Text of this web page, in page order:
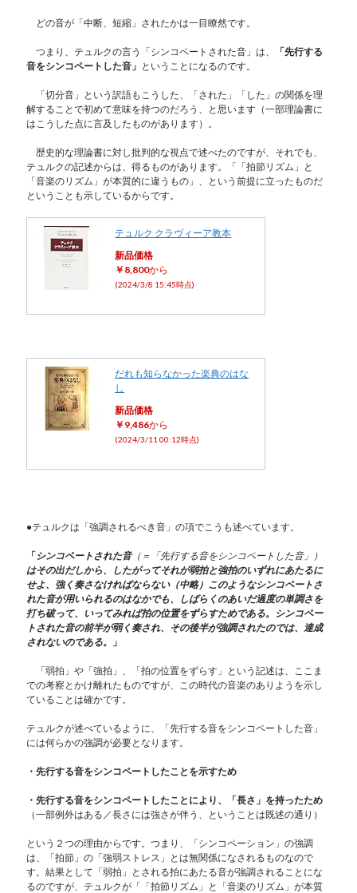
どの音が「中断、短縮」されたかは一目瞭然です。
つまり、テュルクの言う「シンコペートされた音」は、
「先行する
音をシンコペートした音」 ということになるのです。
「切分音」という訳語もこうした、「された」「した」の関係を理
解することで初めて意味を持つのだろう、と思います（一部理論書に
はこうした点に言及したものがあります）。
歴史的な理論書に対し批判的な視点で述べたのですが、それでも、
テュルクの記述からは、得るものがあります。「「拍節リズム」と
「音楽のリズム」が本質的に違うもの」、という前提に立ったものだ
ということも示しているからです。
テュルク クラヴィーア教本
新品価格
￥8,800から
(2024/3/8 15:45時点)
だれも知らなかった楽典のはな
し
新品価格
￥9,486から
(2024/3/11 00:12時点)
●テュルクは「強調されるべき音」の項でこうも述べています。
「シンコペートされた音（＝「先行する音をシンコペートした音」）
はその出だしから、したがってそれが弱拍と強拍のいずれにあたるに
せよ、強く奏さなければならない（中略）このようなシンコペートさ
れた音が用いられるのはなかでも、しばらくのあいだ過度の単調さを
打ち破って、いってみれば拍の位置をずらすためである。シンコペー
トされた音の前半が弱く奏され、その後半が強調されたのでは、達成
されないのである。
」
「弱拍」や「強拍」、「拍の位置をずらす」という記述は、ここま
での考察とかけ離れたものですが、この時代の音楽のありようを示し
ていることは確かです。
テュルクが述べているように、「先行する音をシンコペートした音」
には何らかの強調が必要となります。
・先行する音をシンコペートしたことを示すため
・先行する音をシンコペートしたことにより、「長さ」を持ったため
（一部例外はある／長さには強さが伴う、ということは既述の通り）
という２つの理由からです。つまり、「シンコペーション」の強調
は、「拍節」の「強弱ストレス」とは無関係になされるものなので
す。結果として「弱拍」とされる拍にあたる音が強調されることにな
るのですが、テュルクが「「拍節リズム」と「音楽のリズム」が本質